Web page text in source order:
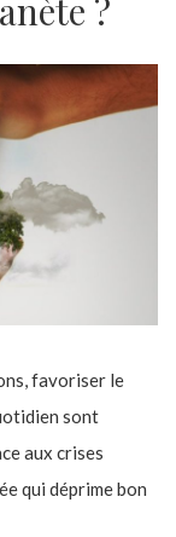
?
favoriser le
sont
aux crises
qui déprime bon